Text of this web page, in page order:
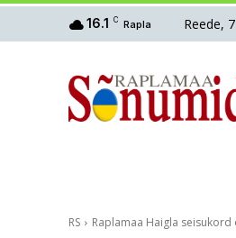
16.1 C Rapla Reede,
RS Raplamaa Haigla